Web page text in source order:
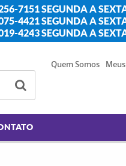
7151 SEGUNDA A
4421 SEGUNDA A
4243 SEGUNDA A
Quem Somos